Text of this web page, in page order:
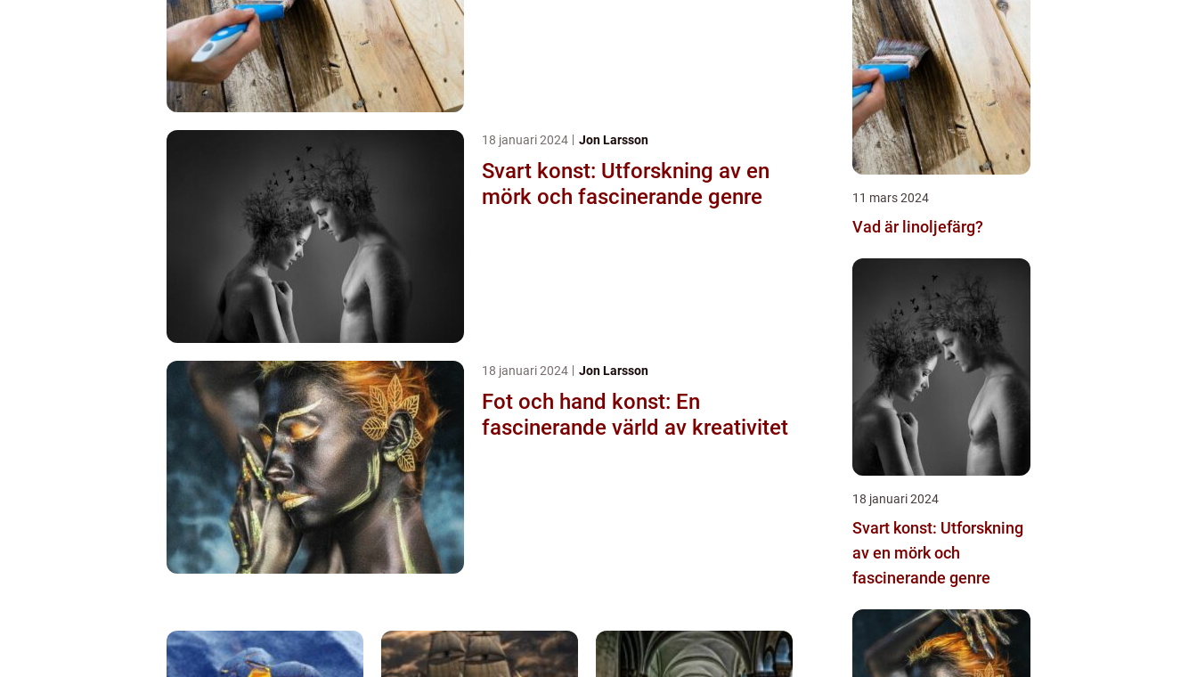
18 januari 2024 Jon Larsson
Svart konst: Utforskning av en
mörk och fascinerande genre
18 januari 2024 Jon Larsson
Fot och hand konst: En
fascinerande värld av kreativitet
11 mars 2024
Vad är linoljefärg?
18 januari 2024
Svart konst: Utforskning
av en mörk och
fascinerande genre